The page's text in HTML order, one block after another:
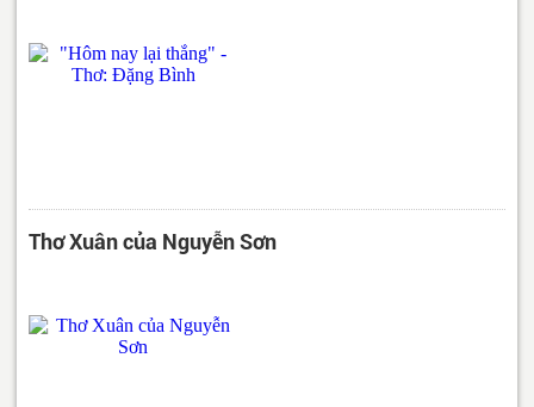
Thơ Xuân của Nguyễn Sơn